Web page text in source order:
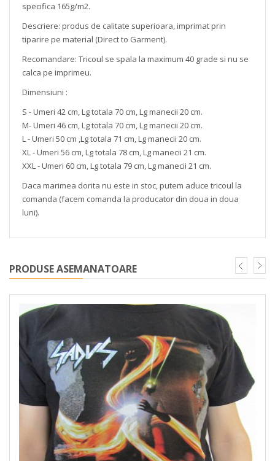
specifica 165g/m2.
Descriere: produs de calitate superioara, imprimat prin
tiparire pe material (Direct to Garment).
Recomandare: Tricoul se spala la maximum 40 grade si nu se
calca pe imprimeu.
Dimensiuni :
S - Umeri 42 cm, Lg totala 70 cm, Lg manecii 20 cm.
M- Umeri 46 cm, Lg totala 70 cm, Lg manecii 20 cm.
L - Umeri 50 cm ,Lg totala 71 cm, Lg manecii 20 cm.
XL - Umeri 56 cm, Lg totala 78 cm, Lg manecii 21 cm.
XXL - Umeri 60 cm, Lg totala 79 cm, Lg manecii 21 cm.
Daca marimea dorita nu este in stoc, putem aduce tricoul la
comanda (facem comanda la producator din doua in doua
luni).
PRODUSE ASEMANATOARE